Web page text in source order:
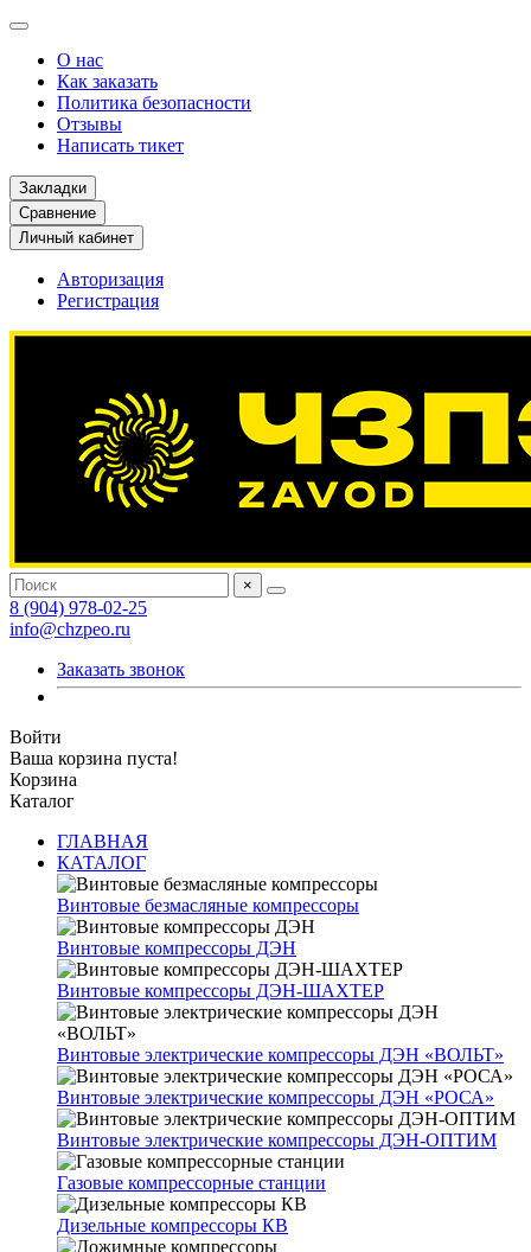
О нас
Как заказать
Политика безопасности
Отзывы
Написать тикет
Закладки
Сравнение
Личный кабинет
Авторизация
Регистрация
×
8 (904) 978-02-25
info@chzpeo.ru
Заказать звонок
Войти
Ваша корзина пуста!
Корзина
Каталог
ГЛАВНАЯ
КАТАЛОГ
Винтовые безмасляные компрессоры
Винтовые компрессоры ДЭН
Винтовые компрессоры ДЭН-ШАХТЕР
Винтовые электрические компрессоры ДЭН «ВОЛЬТ»
Винтовые электрические компрессоры ДЭН «РОСА»
Винтовые электрические компрессоры ДЭН-ОПТИМ
Газовые компрессорные станции
Дизельные компрессоры КВ